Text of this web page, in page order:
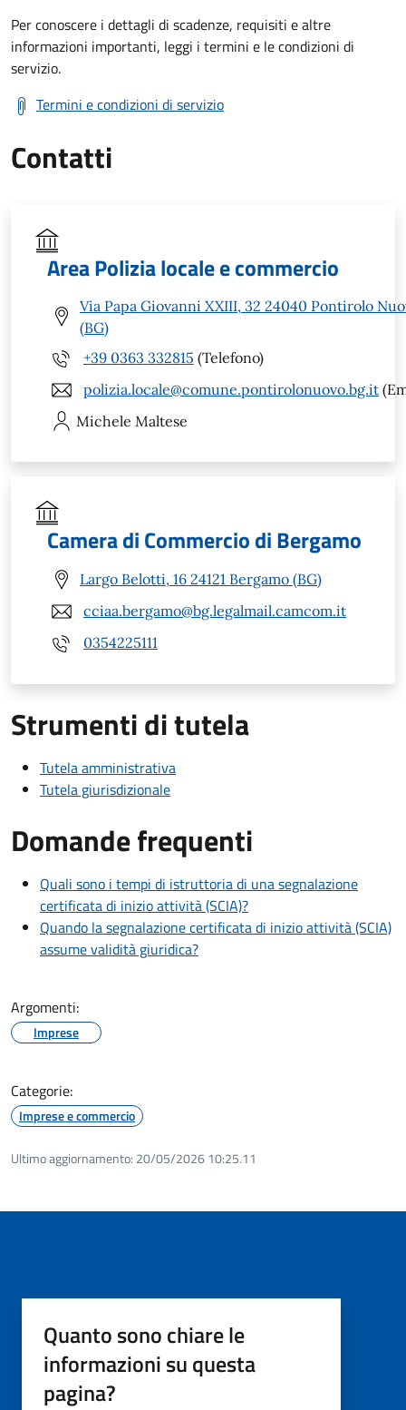
Per conoscere i dettagli di scadenze, requisiti e altre
informazioni importanti, leggi i termini e le condizioni di
servizio.
Termini e condizioni di servizio
Contatti
Area Polizia locale e commercio
Via Papa Giovanni XXIII, 32 24040 Pontirolo
(BG)
+39 0363 332815 (Telefono)
polizia.locale@comune.pontirolonuovo.bg.it
Michele Maltese
Camera di Commercio di Bergamo
Largo Belotti, 16 24121 Bergamo (BG)
cciaa.bergamo@bg.legalmail.camcom.it
0354225111
Strumenti di tutela
Tutela amministrativa
Tutela giurisdizionale
Domande frequenti
Quali sono i tempi di istruttoria di una segnalazione
certificata di inizio attività (SCIA)?
Quando la segnalazione certificata di inizio attività (SCIA)
assume validità giuridica?
Argomenti:
Imprese
Categorie:
Imprese e commercio
Ultimo aggiornamento: 20/05/2026 10:25.11
Quanto sono chiare le
informazioni su questa
pagina?